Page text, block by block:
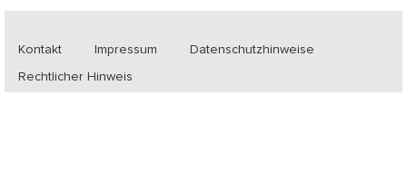
Kontakt Impressum Datenschutzhinweise
Rechtlicher Hinweis